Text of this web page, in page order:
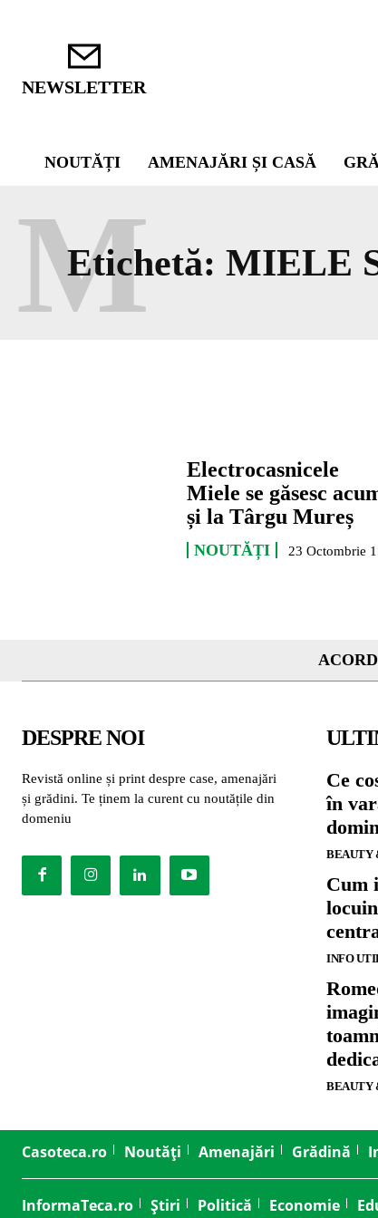
NEWSLETTER
NOUTĂȚI AMENAJĂRI ȘI CASĂ
Etichetă: MIELE
M
Electrocasnicele
Miele se găsesc
și la Târgu Mureș
NOUTĂȚI 23 Octombrie
DESPRE NOI
Revistă online și print despre case, amenajări
și grădini. Te ținem la curent cu noutățile din
domeniu
Ce
în
BEAUTY
Cum
INFO
BEAUTY
Casoteca.ro Noutăți Amenajări Grădină
InformaTeca.ro Știri Politică Economie